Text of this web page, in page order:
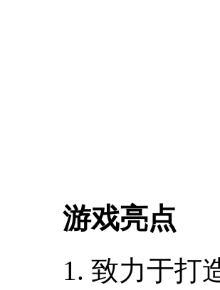
游戏亮点
1. 致力于打